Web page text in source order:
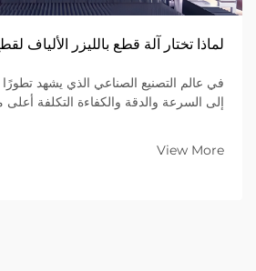
لماذا تختار آلة قطع بالليزر الألياف
في عالم التصنيع الصناعي الذي يشهد
إلى السرعة والدقة والكفاءة التكلفة
استراتيجيًّا أساسيًّا...
View More